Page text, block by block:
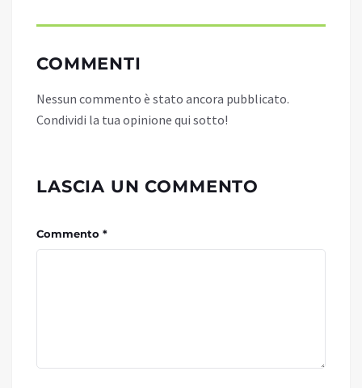
COMMENTI
Nessun commento è stato ancora pubblicato.
Condividi la tua opinione qui sotto!
LASCIA UN COMMENTO
Commento *